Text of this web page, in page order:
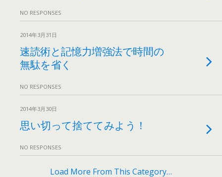
NO RESPONSES
2014年3月31日
速読術と記憶力増強法で時間の
無駄を省く
NO RESPONSES
2014年3月30日
思い切って捨ててみよう！
NO RESPONSES
Load More From This Category…